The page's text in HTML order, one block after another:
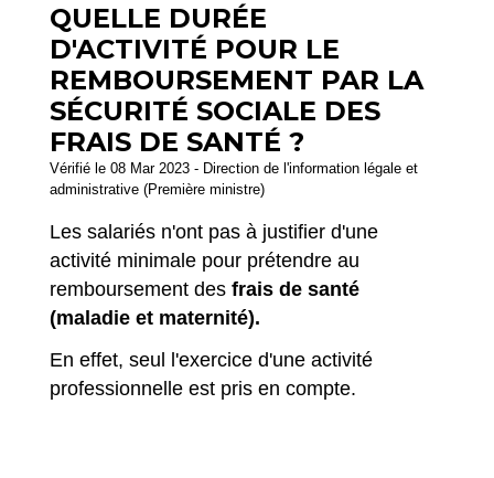
QUELLE DURÉE
D'ACTIVITÉ POUR LE
REMBOURSEMENT PAR LA
SÉCURITÉ SOCIALE DES
FRAIS DE SANTÉ ?
Vérifié le 08 Mar 2023 - Direction de l'information légale et
administrative (Première ministre)
Les salariés n'ont pas à justifier d'une
activité minimale pour prétendre au
remboursement des frais de santé
(maladie et maternité).
En effet, seul l'exercice d'une activité
professionnelle est pris en compte.